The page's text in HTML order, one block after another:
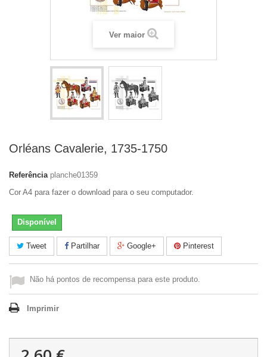
Ver maior
Orléans Cavalerie, 1735-1750
Referência planche01359
Cor A4 para fazer o download para o seu computador.
Disponível
Tweet Partilhar Google+ Pinterest
Não há pontos de recompensa para este produto.
Imprimir